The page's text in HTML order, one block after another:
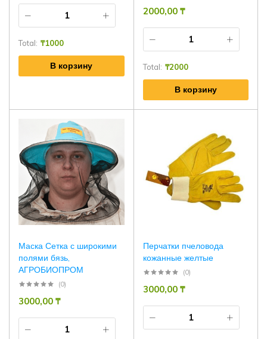
Total: ₸1000
В корзину
2000,00 ₸
Total: ₸2000
В корзину
Маска Сетка с широкими
полями бязь,
АГРОБИОПРОМ
(0)
3000,00 ₸
Перчатки пчеловода
кожанные желтые
(0)
3000,00 ₸